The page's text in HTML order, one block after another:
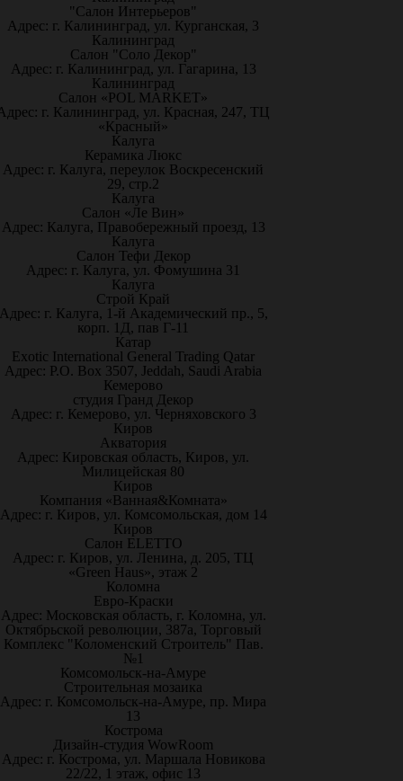
"Салон Интерьеров"
Адрес: г. Калининград, ул. Курганская, 3
Калининград
Салон "Соло Декор"
Адрес: г. Калининград, ул. Гагарина, 13
Калининград
Салон «POL MARKET»
г. Калининград, ул. Красная, 247, ТЦ
«Красный»
Калуга
Керамика Люкс
Адрес: г. Калуга, переулок Воскресенский
29, стр.2
Калуга
Салон «Ле Вин»
Адрес: Калуга, Правобережный проезд, 13
Калуга
Салон Тефи Декор
Адрес: г. Калуга, ул. Фомушина 31
Калуга
Строй Край
г. Калуга, 1-й Академический пр., 5,
корп. 1Д, пав Г-11
Катар
Exotic International General Trading Qatar
Адрес: P.O. Box 3507, Jeddah, Saudi Arabia
Кемерово
студия Гранд Декор
Адрес: г. Кемерово, ул. Черняховского 3
Киров
Акватория
Адрес: Кировская область, Киров, ул.
Милицейская 80
Киров
Компания «Ванная&Комната»
Адрес: г. Киров, ул. Комсомольская, дом 14
Киров
Салон ELETTO
Адрес: г. Киров, ул. Ленина, д. 205, ТЦ
«Green Haus», этаж 2
Коломна
Евро-Краски
Адрес: Московская область, г. Коломна, ул.
Октябрьской революции, 387а, Торговый
Комплекс "Коломенский Строитель" Пав.
№1
Комсомольск-на-Амуре
Строительная мозаика
Адрес: г. Комсомольск-на-Амуре, пр. Мира
13
Кострома
Дизайн-студия WowRoom
Адрес: г. Кострома, ул. Маршала Новикова
22/22, 1 этаж, офис 13